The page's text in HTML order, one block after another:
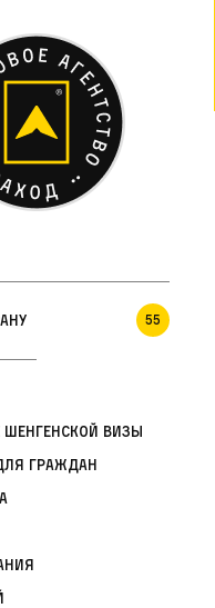
55
визы
граждан